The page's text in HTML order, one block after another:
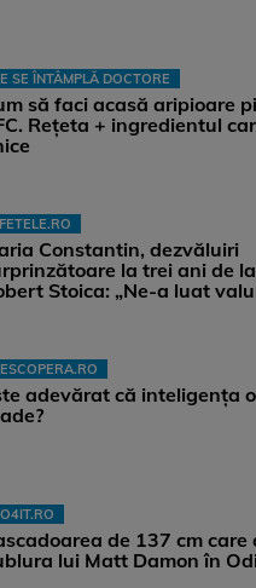
SE ÎNTÂMPLĂ DOCTORE
să faci acasă aripioare
Rețeta + ingredientul
Constantin, dezvăluiri
la trei ani de
Stoica: „Ne-a luat
adevărat că inteligența
de 137 cm care
lui Matt Damon în